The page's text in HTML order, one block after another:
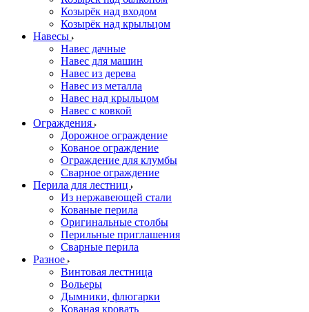
Козырёк над входом
Козырёк над крыльцом
Навесы
Навес дачные
Навес для машин
Навес из дерева
Навес из металла
Навес над крыльцом
Навес с ковкой
Ограждения
Дорожное ограждение
Кованое ограждение
Ограждение для клумбы
Сварное ограждение
Перила для лестниц
Из нержавеющей стали
Кованые перила
Оригинальные столбы
Перильные приглашения
Сварные перила
Разное
Винтовая лестница
Вольеры
Дымники, флюгарки
Кованая кровать